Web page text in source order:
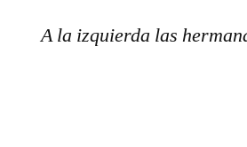
A la izquierda las